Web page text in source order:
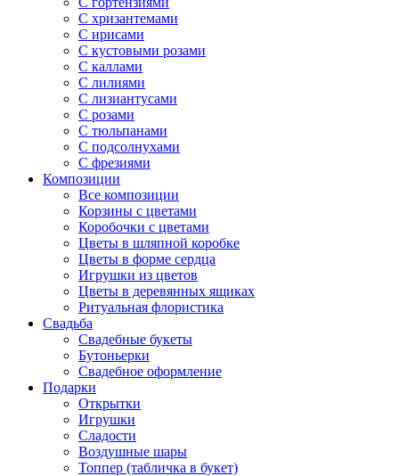
С хризантемами
С ирисами
С кустовыми розами
С каллами
С лилиями
С лизиантусами
С розами
С тюльпанами
С подсолнухами
С фрезиями
Композиции
Все композиции
Корзины с цветами
Коробочки с цветами
Цветы в шляпной коробке
Цветы в форме сердца
Игрушки из цветов
Цветы в деревянных ящиках
Ритуальная флористика
Свадьба
Свадебные букеты
Бутоньерки
Свадебное оформление
Подарки
Открытки
Игрушки
Сладости
Воздушные шары
Топпер (табличка в букет)